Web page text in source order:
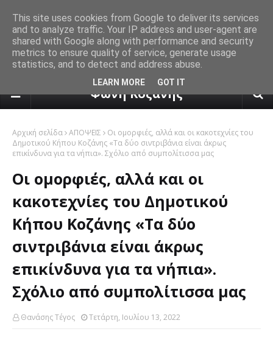
πρόγνωση καιρού από το
Φωνή Κοζάνης
Αρχική σελίδα ΑΠΟΨΕΙΣ
Οι ομορφιές, αλλά και οι κακοτεχνίες του
Δημοτικού Κήπου Κοζάνης «Τα δύο σιντριβάνια είναι άκρως
επικίνδυνα για τα νήπια». Σχόλιο από συμπολίτισσα μας
Οι ομορφιές, αλλά και οι
κακοτεχνίες του Δημοτικού
Κήπου Κοζάνης «Τα δύο
σιντριβάνια είναι άκρως
επικίνδυνα για τα νήπια».
Σχόλιο από συμπολίτισσα μας
Θανάσης Τέγος Τετάρτη, Ιουλίου 13, 2022
This site uses cookies from Google to deliver its services
and to analyze traffic. Your IP address and user-agent are
shared with Google along with performance and security
metrics to ensure quality of service, generate usage
statistics, and to detect and address abuse.
LEARN MORE GOT IT